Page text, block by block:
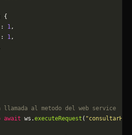
{
: 1,
: 1,
llamada al metodo del web service
await ws.executeRequest (